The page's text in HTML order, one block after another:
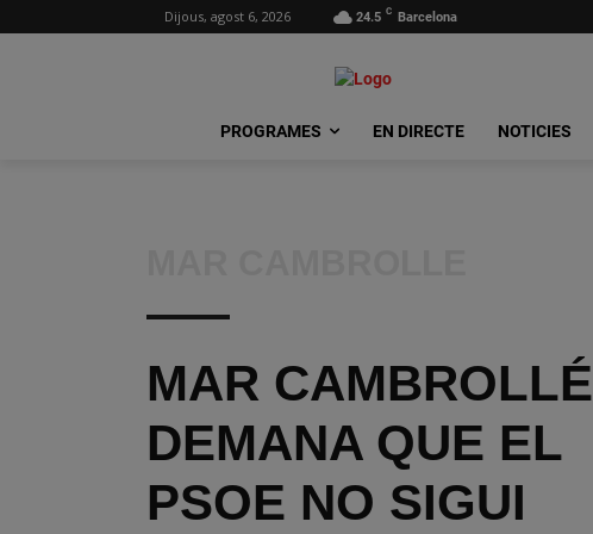
Dijous, agost 6, 2026 24.5 C Barcelona
PROGRAMES EN DIRECTE NOTICIES
MAR CAMBROLLÉ
DEMANA QUE EL
PSOE NO SIGUI